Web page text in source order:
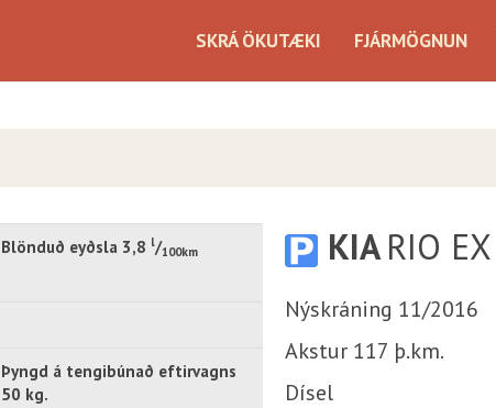
SKRÁ ÖKUTÆKI FJÁRMÖGNUN
KIARIO EX
Nýskráning 11/2016
Akstur 117 þ.km.
Dísel
Blönduð eyðsla 3,8 l/100km
Þyngd á tengibúnað eftirvagns
50 kg.